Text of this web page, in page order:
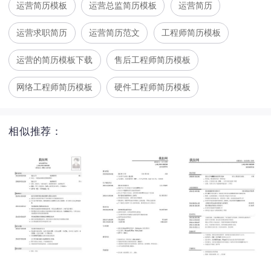
运营简历模板 运营总监简历模板 运营简历
运营求职简历 运营简历范文 工程师简历模板
运营的简历模板下载 售后工程师简历模板
网络工程师简历模板 硬件工程师简历模板
相似推荐：